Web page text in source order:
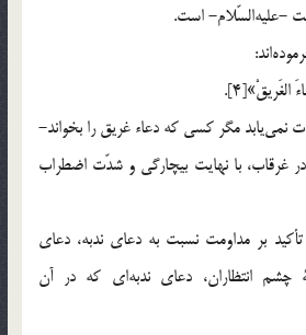
-عليه‌السّلام- است.
نمي‌يابد مگر كسي كه دعاء غريق را بخواند-
در غرقاب، با نهايت بيچارگي و شدّت اضطراب
بر مداومت نسبت به دعاي ندبه، دعاي
چشم انتظاران، دعاي ندبه‌اي كه در آن